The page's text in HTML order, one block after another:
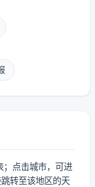
；点击城市，可进
转至该地区的天